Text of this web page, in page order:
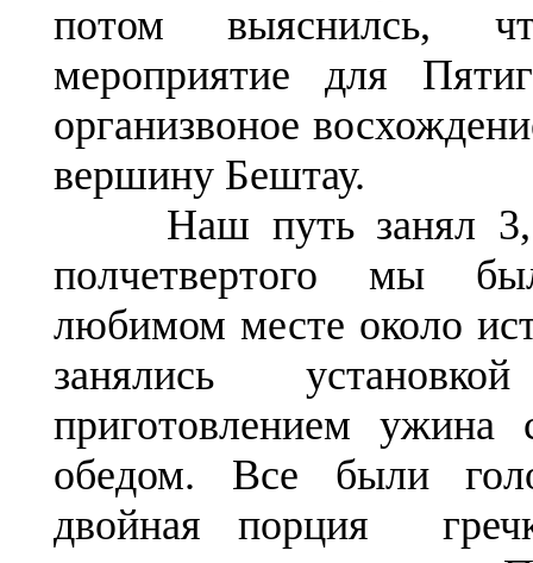
потом выяснилсь,
мероприятие для
организвоное
вершину Бештау.
Наш путь занял
полчетвертого мы
любимом месте около
занялись
приготовлением ужина
обедом. Все были
двойная порция